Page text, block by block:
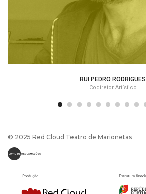
RUI PEDRO RODRIGUES
Codiretor Artístico
© 2025 Red Cloud Teatro de Marionetas